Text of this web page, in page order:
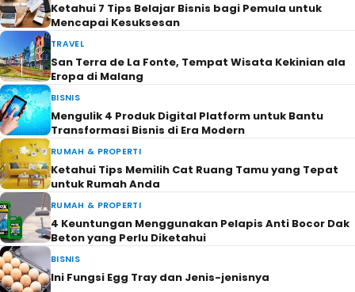
Ketahui 7 Tips Belajar Bisnis bagi Pemula untuk
Mencapai Kesuksesan
TRAVEL
San Terra de La Fonte, Tempat Wisata Kekinian ala
Eropa di Malang
BISNIS
Mengulik 4 Produk Digital Platform untuk Bantu
Transformasi Bisnis di Era Modern
RUMAH & PROPERTI
Ketahui Tips Memilih Cat Ruang Tamu yang Tepat
untuk Rumah Anda
RUMAH & PROPERTI
4 Keuntungan Menggunakan Pelapis Anti Bocor Dak
Beton yang Perlu Diketahui
BISNIS
Ini Fungsi Egg Tray dan Jenis-jenisnya